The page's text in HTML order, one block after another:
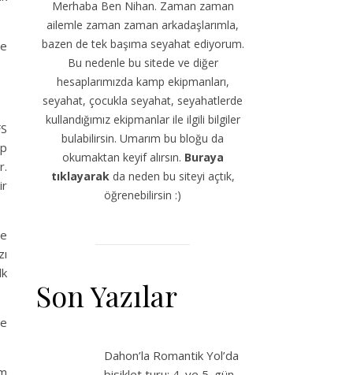
Merhaba Ben Nihan. Zaman zaman
ailemle zaman zaman arkadaşlarımla,
bazen de tek başıma seyahat ediyorum.
Bu nedenle bu sitede ve diğer
hesaplarımızda kamp ekipmanları,
seyahat, çocukla seyahat, seyahatlerde
kullandığımız ekipmanlar ile ilgili bilgiler
bulabilirsin. Umarım bu bloğu da
okumaktan keyif alırsın. Buraya
tıklayarakda neden bu siteyi açtık,
öğrenebilirsin :)
Son Yazılar
Dahon’la Romantik Yol’da